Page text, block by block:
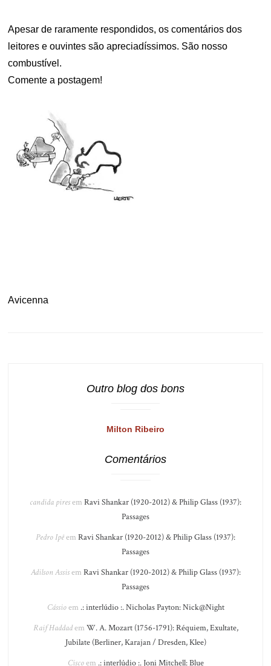
Apesar de raramente respondidos, os comentários dos
leitores e ouvintes são apreciadíssimos. São nosso
combustível.
Comente a postagem!
Avicenna
Outro blog dos bons
Milton Ribeiro
Comentários
candida piresem Ravi Shankar (1920-2012) & Philip Glass (1937):
Passages
Pedro Ipêem Ravi Shankar (1920-2012) & Philip Glass (1937):
Passages
Adilson Assisem Ravi Shankar (1920-2012) & Philip Glass (1937):
Passages
Cássioem .: interlúdio :. Nicholas Payton: Nick@Night
Raif Haddadem W. A. Mozart (1756-1791): Réquiem, Exultate,
Jubilate (Berliner, Karajan / Dresden, Klee)
Ciscoem .: interlúdio :. Joni Mitchell: Blue